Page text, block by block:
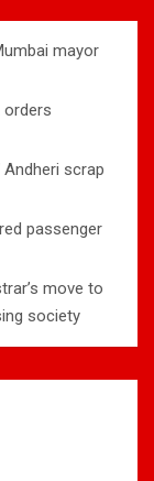
mayor
orders
scrap
passenger
move to
society